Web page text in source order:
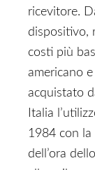
ricevitore.
dispositivo,
costi più
americano
acquistato
Italia
1984 con la
dell’ora